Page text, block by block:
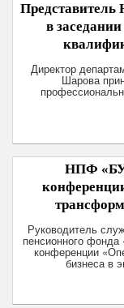
в
Директор
Шарова
НПФ
Руководитель
пенсионного
конференции
бизнеса в